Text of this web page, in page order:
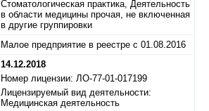
Стоматологическая практика, Деятельность
в области медицины прочая, не включенная
в другие группировки
Малое предприятие в реестре с 01.08.2016
14.12.2018
Номер лицензии: ЛО-77-01-017199
Лицензируемый вид деятельности:
Медицинская деятельность